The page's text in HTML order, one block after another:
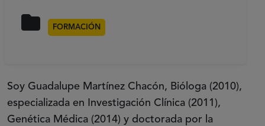
FORMACIÓN
Soy Guadalupe Martínez Chacón, Bióloga (2010),
especializada en Investigación Clínica (2011),
Genética Médica (2014) y doctorada por la